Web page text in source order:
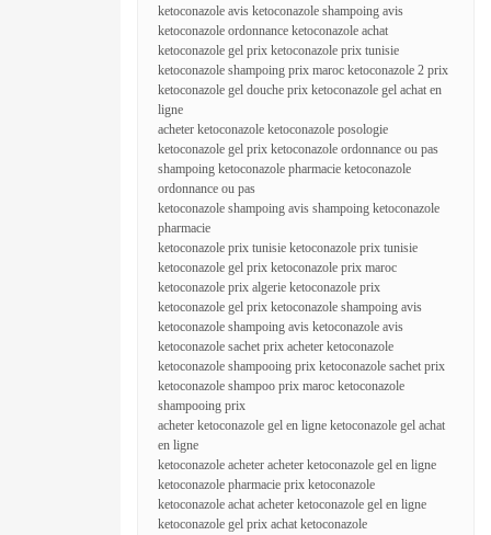
ketoconazole avis ketoconazole shampoing avis
ketoconazole ordonnance ketoconazole achat
ketoconazole gel prix ketoconazole prix tunisie
ketoconazole shampoing prix maroc ketoconazole 2 prix
ketoconazole gel douche prix ketoconazole gel achat en
ligne
acheter ketoconazole ketoconazole posologie
ketoconazole gel prix ketoconazole ordonnance ou pas
shampoing ketoconazole pharmacie ketoconazole
ordonnance ou pas
ketoconazole shampoing avis shampoing ketoconazole
pharmacie
ketoconazole prix tunisie ketoconazole prix tunisie
ketoconazole gel prix ketoconazole prix maroc
ketoconazole prix algerie ketoconazole prix
ketoconazole gel prix ketoconazole shampoing avis
ketoconazole shampoing avis ketoconazole avis
ketoconazole sachet prix acheter ketoconazole
ketoconazole shampooing prix ketoconazole sachet prix
ketoconazole shampoo prix maroc ketoconazole
shampooing prix
acheter ketoconazole gel en ligne ketoconazole gel achat
en ligne
ketoconazole acheter acheter ketoconazole gel en ligne
ketoconazole pharmacie prix ketoconazole
ketoconazole achat acheter ketoconazole gel en ligne
ketoconazole gel prix achat ketoconazole